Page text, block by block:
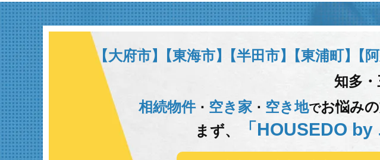
【大府市】 【東海市】 【半田市】 【東浦町】 【
知多
相続物件･ 空き家･ 空き地でお悩み
まず、 「HOUSEDO by